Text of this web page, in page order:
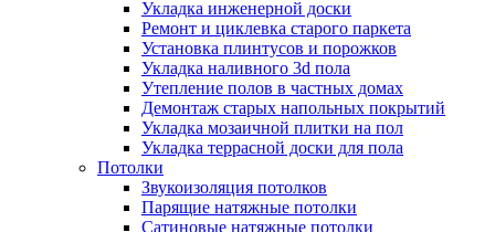
Укладка инженерной доски
Ремонт и циклевка старого паркета
Установка плинтусов и порожков
Укладка наливного 3d пола
Утепление полов в частных домах
Демонтаж старых напольных покрытий
Укладка мозаичной плитки на пол
Укладка террасной доски для пола
Потолки
Звукоизоляция потолков
Парящие натяжные потолки
Сатиновые натяжные потолки